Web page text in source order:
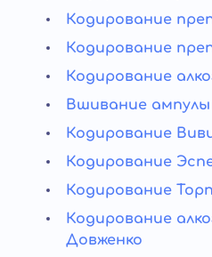
Кодирование
Кодирование
Кодирование
Вшивание ампулы
Кодирование
Кодирование
Кодирование
Кодирование
Довженко